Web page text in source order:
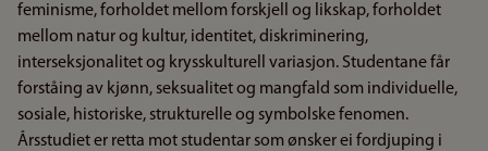
feminisme, forholdet mellom forskjell og likskap, forholdet
mellom natur og kultur, identitet, diskriminering,
interseksjonalitet og krysskulturell variasjon. Studentane får
forståing av kjønn, seksualitet og mangfald som individuelle,
sosiale, historiske, strukturelle og symbolske fenomen.
Årsstudiet er retta mot studentar som ønsker ei fordjuping i